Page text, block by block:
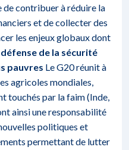
contribuer à réduire la
et de collecter des
les enjeux globaux dont
de la sécurité
pauvres Le G20 réunit à
agricoles mondiales,
touchés par la faim (Inde,
ainsi une responsabilité
politiques et
permettant de lutter